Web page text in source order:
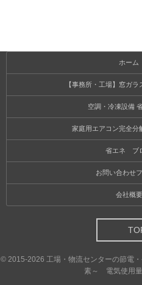
ホーム
【事務所・工場】窓ガ
空調・冷凍設備
家庭用エアコン完全分
省エネ ブ
お問い合わせ
会社概要
© 2015-2026 工場・物流センターの節電
素～ 電気使用